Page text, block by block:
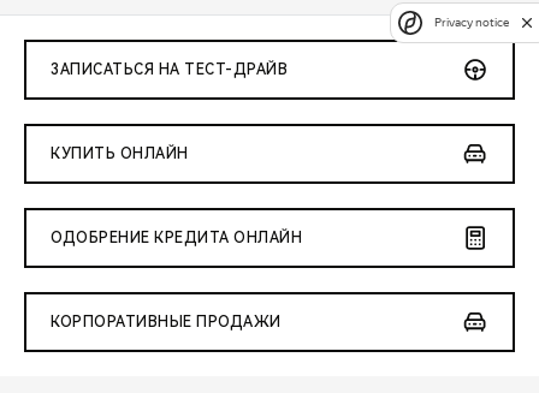
ЗАПИСАТЬСЯ НА ТЕСТ-ДРАЙВ
КУПИТЬ ОНЛАЙН
ОДОБРЕНИЕ КРЕДИТА ОНЛАЙН
КОРПОРАТИВНЫЕ ПРОДАЖИ
Privacy notice